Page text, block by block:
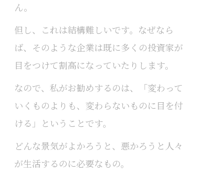
ん。
但し、これは結構難しいです。なぜなら
ば、そのような企業は既に多くの投資家が
目をつけて割高になっていたりします。
なので、私がお勧めするのは、「変わって
いくものよりも、変わらないものに目を付
ける」ということです。
どんな景気がよかろうと、悪かろうと人々
が生活するのに必要なもの。